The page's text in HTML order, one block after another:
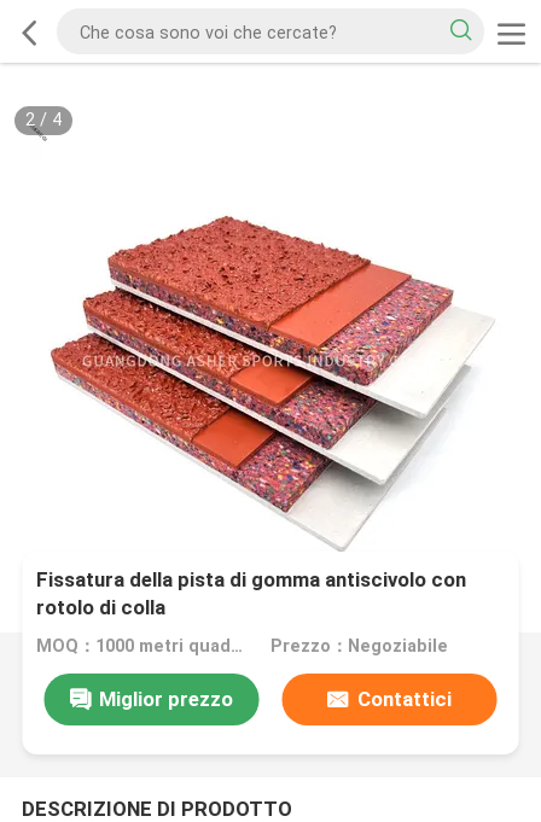
2/ 4
Fissatura della pista di gomma antiscivolo con
rotolo di colla
MOQ：1000 metri quadrati Prezzo：Negoziabile
Miglior prezzo Contattici
DESCRIZIONE DI PRODOTTO